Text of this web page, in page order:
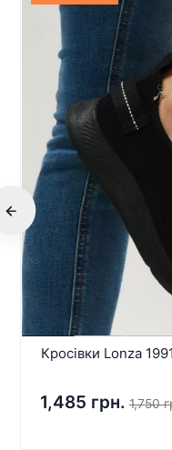
Кросівки Lonza
1,485 грн. 1,750